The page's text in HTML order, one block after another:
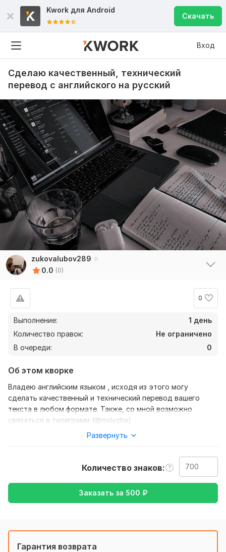
Kwork для Android
Скачать
Вход
Сделаю качественный, технический
перевод с английского на русский
zukovalubov289
0.0 (0)
0
Выполнение:
1 день
Количество правок:
Не ограничено
В очереди:
0
Об этом кворке
Владею английским языком , исходя из этого могу
сделать качественный и технический перевод вашего
текста в любом формате. Также, со мной возможно
связаться в телеграмм (@mslyzha)
также уточнение моей работы-перевод с английского на
русский , либо же с русского на английский
Тематика:
Образование и наука,Работа, карьера,
дети,
с Русского на Английский
Развернуть
Количество знаков
Заказать за 500 ₽
Гарантия возврата